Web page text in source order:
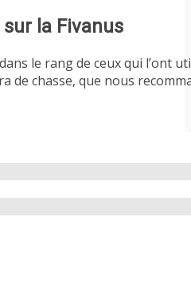
la Fivanus
le rang de ceux qui l’ont
de chasse, que nous